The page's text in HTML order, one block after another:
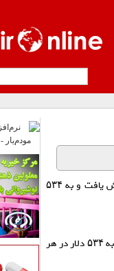
داده‌های بورس لندن نشان می‌دهد قیمت گاز در بازار‌های اروپایی روز جمعه حدود ۳ درصد افزایش یافت و به ۵۳۴
بر اساس داده‌های بورس لندن، قیمت گاز در بورس‌های اروپایی روز جمعه ۳ درصد افزایش یافت و به ۵۳۴ دلار در هر